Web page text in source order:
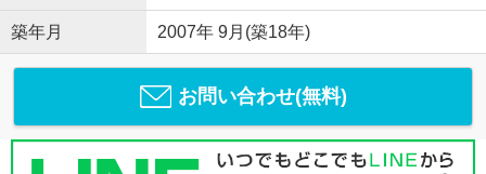
築年月 2007年 9月(築18年)
お問い合わせ(無料)